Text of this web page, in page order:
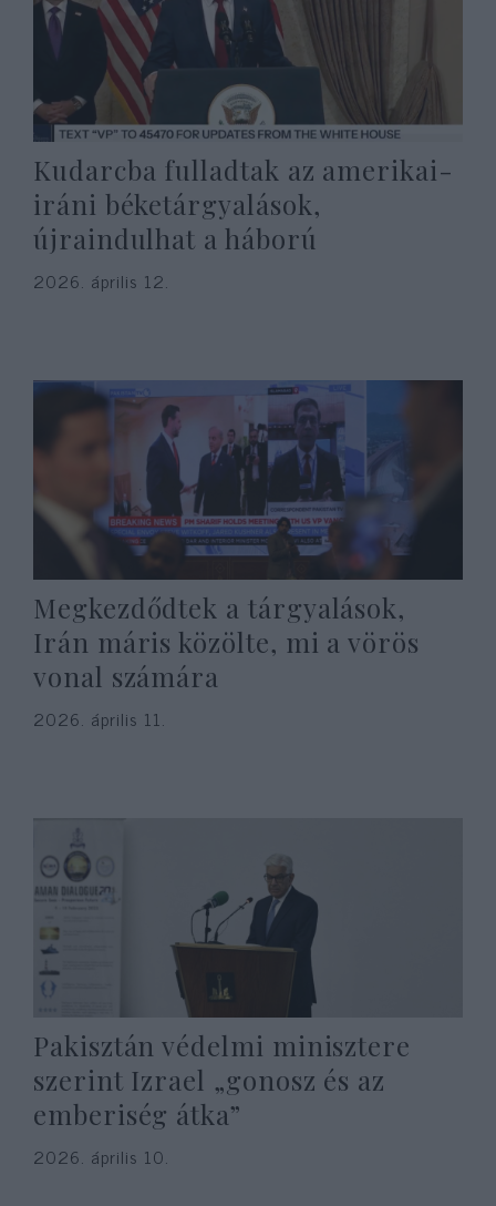
Kudarcba fulladtak az amerikai-
iráni béketárgyalások,
újraindulhat a háború
2026. április 12.
Megkezdődtek a tárgyalások,
Irán máris közölte, mi a vörös
vonal számára
2026. április 11.
Pakisztán védelmi minisztere
szerint Izrael „gonosz és az
emberiség átka”
2026. április 10.